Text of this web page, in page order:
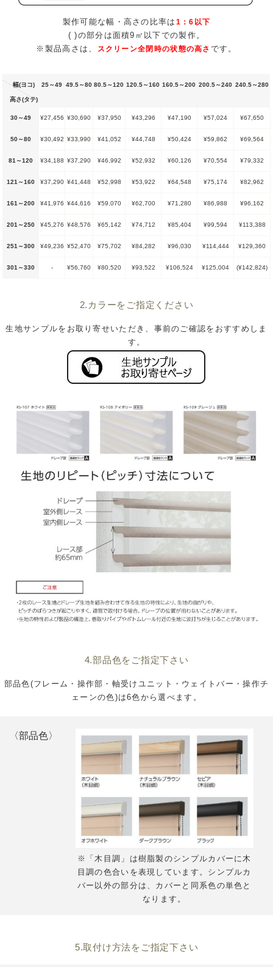
製作可能な幅・高さの比率は 1：6以下
( )の部分は面積9㎡以下での製作。
※製品高さは、
スクリーン全閉時の状態の高さ です。
幅(ヨコ)
高さ(タテ)
25～49 49.5～80 80.5～120 120.5～160 160.5～200 200.5～240 240.5～280
30～49 ¥27,456 ¥30,690 ¥37,950 ¥43,296 ¥47,190 ¥57,024 ¥67,650
50～80 ¥30,492 ¥33,990 ¥41,052 ¥44,748 ¥50,424 ¥59,862 ¥69,564
81～120 ¥34,188 ¥37,290 ¥46,992 ¥52,932 ¥60,126 ¥70,554 ¥79,332
121～160 ¥37,290 ¥41,448 ¥52,998 ¥53,922 ¥64,548 ¥75,174 ¥82,962
161～200 ¥41,976 ¥44,616 ¥59,070 ¥62,700 ¥71,280 ¥86,988 ¥96,162
201～250 ¥45,276 ¥48,576 ¥65,142 ¥74,712 ¥85,404 ¥99,594 ¥113,388
251～300 ¥49,236 ¥52,470 ¥75,702 ¥84,282 ¥96,030 ¥114,444 ¥129,360
301～330 - ¥56,760 ¥80,520 ¥93,522 ¥106,524 ¥125,004 (¥142,824)
2.カラーをご指定ください
生地サンプルをお取り寄せいただき、事前のご確認をおすすめしま
す。
4.部品色をご指定下さい
部品色(フレーム・操作部・軸受けユニット・ウェイトバー・操作チ
ェーンの色)は6色から選べます。
〈部品色〉
※「木目調」は樹脂製のシンプルカバーに木
目調の色合いを表現しています。シンプルカ
バー以外の部分は、カバーと同系色の単色と
なります。
5.取付け方法をご指定下さい